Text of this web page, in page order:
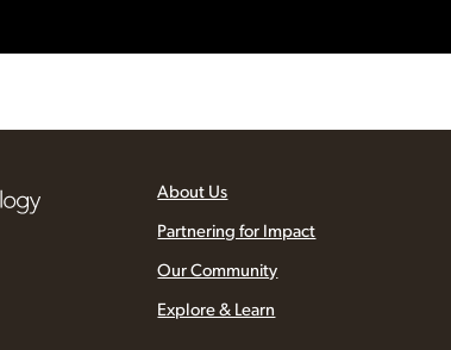
About Us
Partnering for Impact
Our Community
Explore & Learn